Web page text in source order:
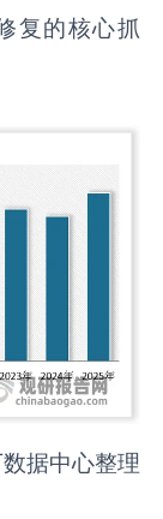
复的核心抓
据中心整理